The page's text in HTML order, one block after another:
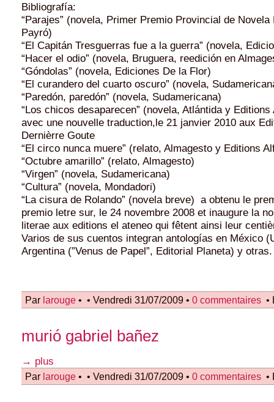
Bibliografía:
“Parajes” (novela, Primer Premio Provincial de Novela
Payró)
“El Capitán Tresguerras fue a la guerra” (novela,
“Hacer el odio” (novela, Bruguera, reedición en
“Góndolas” (novela, Ediciones De la Flor)
“El curandero del cuarto oscuro” (novela,
“Paredón, paredón” (novela, Sudamericana)
“Los chicos desaparecen” (novela, Atlántida y
avec une nouvelle traduction,le 21 janvier 2010 aux
Dernièrre Goute
“El circo nunca muere” (relato, Almagesto y Editions
“Octubre amarillo” (relato, Almagesto)
“Virgen” (novela, Sudamericana)
“Cultura” (novela, Mondadori)
“La cisura de Rolando” (novela breve) a obtenu le
premio letre sur, le 24 novembre 2008 et inaugure la
literae aux editions el ateneo qui fêtent ainsi leur
Varios de sus cuentos integran antologías en México
Argentina (”Venus de Papel”, Editorial Planeta) y otras.
Par larouge • • Vendredi 31/07/2009 • 0 commentaires •
murió gabriel bañez
→ plus
Par larouge • • Vendredi 31/07/2009 • 0 commentaires •